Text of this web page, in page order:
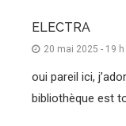
ELECTRA
20 mai 2025 - 19
oui pareil ici,
bibliothèque est